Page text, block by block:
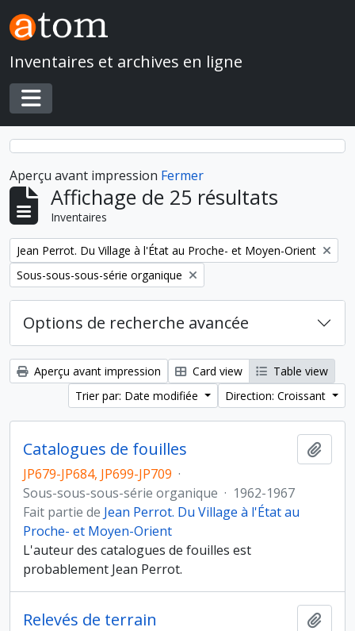
Skip to main content
Inventaires et archives en ligne
Toggle navigation
Aperçu avant impression Fermer
Affichage de 25 résultats
Inventaires
Remove filter:
Jean Perrot. Du Village à l'État au Proche- et Moyen-Orient
Remove filter:
Sous-sous-sous-série organique
Options de recherche avancée
Aperçu avant impression Card view
Table view
Trier par: Date modifiée
Direction: Croissant
Catalogues de fouilles
JP679-JP684, JP699-JP709 ·
Sous-sous-sous-série organique · 1962-1967
Fait partie de Jean Perrot. Du Village à l'État au
Proche- et Moyen-Orient
L'auteur des catalogues de fouilles est
probablement Jean Perrot.
Relevés de terrain